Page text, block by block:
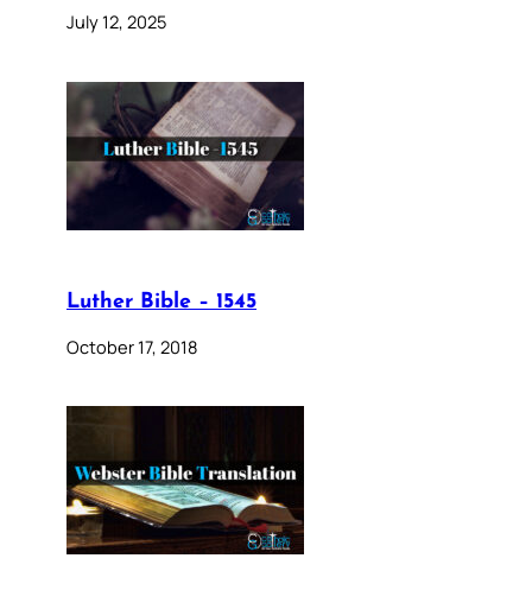
July 12, 2025
Luther Bible – 1545
October 17, 2018